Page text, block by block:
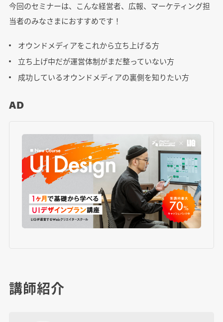
今回のセミナーは、こんな経営者、広報、マーケティング担
当者のみなさまにおすすめです！
オウンドメディアをこれから立ち上げる方
立ち上げ中だが運営体制がまだ整っていない方
成功しているオウンドメディアの裏側を知りたい方
AD
講師紹介